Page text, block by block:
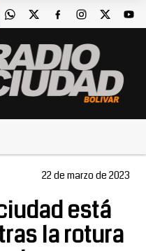
22 de marzo de 2023
está
la rotura